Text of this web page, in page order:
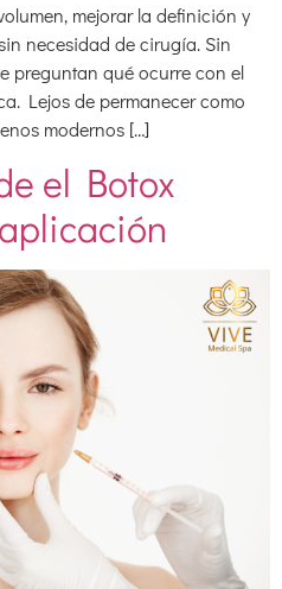
mejorar la definición y
necesidad de cirugía. Sin
preguntan qué ocurre con el
Lejos de permanecer como
modernos […]
el Botox